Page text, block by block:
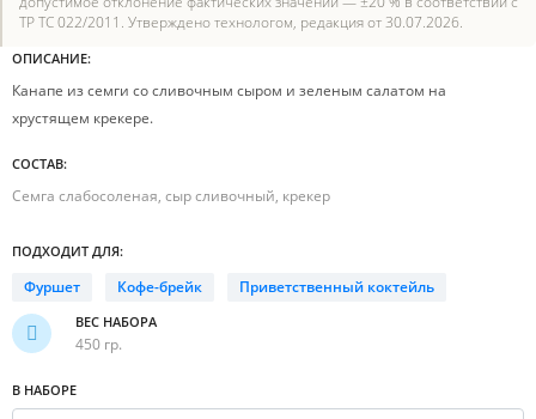
ТР ТС 022/2011. Утверждено технологом, редакция от 30.07.2026.
ОПИСАНИЕ:
Канапе из семги со сливочным сыром и зеленым салатом на
хрустящем крекере.
СОСТАВ:
Семга слабосоленая, сыр сливочный, крекер
ПОДХОДИТ ДЛЯ:
Фуршет Кофе-брейк Приветственный коктейль
ВЕС НАБОРА
450 гр.
В НАБОРЕ